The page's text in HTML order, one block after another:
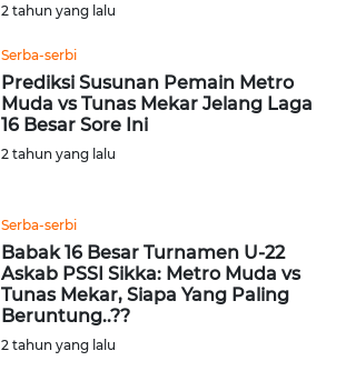
2 tahun yang lalu
Serba-serbi
Prediksi Susunan Pemain Metro
Muda vs Tunas Mekar Jelang Laga
16 Besar Sore Ini
2 tahun yang lalu
Serba-serbi
Babak 16 Besar Turnamen U-22
Askab PSSI Sikka: Metro Muda vs
Tunas Mekar, Siapa Yang Paling
Beruntung..??
2 tahun yang lalu